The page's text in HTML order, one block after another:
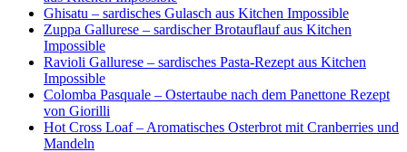
Ghisatu – sardisches Gulasch aus Kitchen Impossible
Zuppa Gallurese – sardischer Brotauflauf aus Kitchen
Impossible
Ravioli Gallurese – sardisches Pasta-Rezept aus Kitchen
Impossible
Colomba Pasquale – Ostertaube nach dem Panettone Rezept
von Giorilli
Hot Cross Loaf – Aromatisches Osterbrot mit Cranberries und
Mandeln